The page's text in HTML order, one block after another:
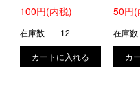
018/100)
100円(内税)
在庫数 12
019/
50円(
在庫数